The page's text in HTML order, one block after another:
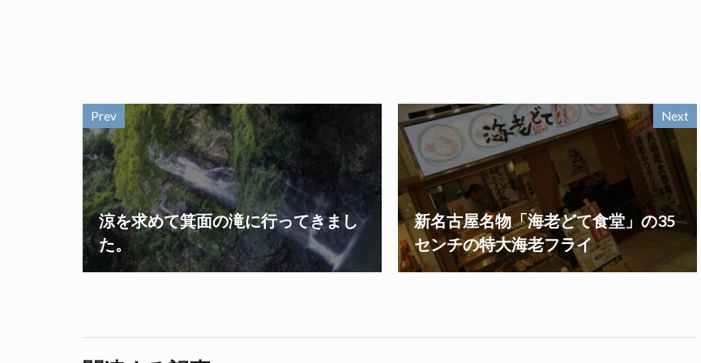
Prev
涼を求めて箕面の滝に行ってきまし
た。
Next
新名古屋名物「海老どて食堂」の35
センチの特大海老フライ